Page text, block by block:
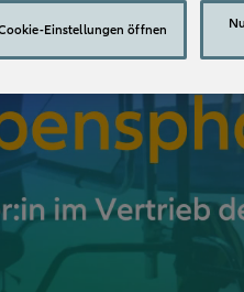
Einstellungen öffnen